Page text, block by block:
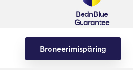
Broneerimispäring
BednBlue
Guarantee